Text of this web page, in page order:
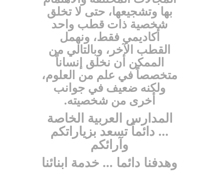
بها وتشجيعها، حتى لا تخلق
شخصية ذات قطب واحد
أكاديمي فقط، ونهمل
القطب الآخر، وبالتالي من
الممكن أن نخلق إنساناً
متخصصاً في علم من العلوم،
ولكنه ضعيف في جوانب
أخرى من شخصيته.
المدارس العربية الخاصة
... دائماً تسعد بزياراتكم
وآرائكم
وهدفنا دائما ... خدمة ابنائنا